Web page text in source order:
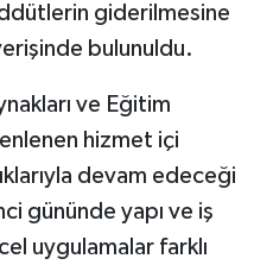
giderilmesine
bulunuldu.
ve Eğitim
hizmet içi
devam edeceği
gününde yapı ve iş
uygulamalar farklı